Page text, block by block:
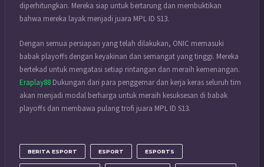
diperhitungkan. Mereka siap untuk bertarung dan membuktikan
bahwa mereka layak menjadi juara MPL ID S13.
Dengan semua persiapan yang telah dilakukan, ONIC memasuki
babak playoffs dengan keyakinan dan semangat yang tinggi. Mereka
bertekad untuk mengatasi setiap rintangan dan meraih kemenangan.
Eraplay88 Dukungan dari para penggemar dan kerja keras seluruh tim
akan menjadi modal berharga untuk meraih kesuksesan di babak
playoffs dan membawa pulang trofi juara MPL ID S13.
BERITA ESPORT ESPORT ESPORTS